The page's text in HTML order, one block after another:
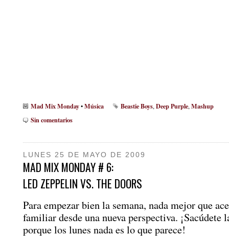
Mad Mix Monday•Música Beastie Boys,Deep Purple,Mashup
Sin comentarios
LUNES 25 DE MAYO DE 2009
MAD MIX MONDAY # 6:
LED ZEPPELIN VS. THE DOORS
Para empezar bien la semana, nada mejor que
familiar desde una nueva perspectiva. ¡Sacúdete
porque los lunes nada es lo que parece!